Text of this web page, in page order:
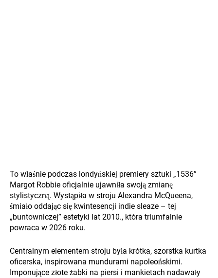
To właśnie podczas londyńskiej premiery sztuki „1536”
Margot Robbie oficjalnie ujawniła swoją zmianę
stylistyczną. Wystąpiła w stroju Alexandra McQueena,
śmiało oddając się kwintesencji indie sleaze – tej
„buntowniczej” estetyki lat 2010., która triumfalnie
powraca w 2026 roku.
Centralnym elementem stroju była krótka, szorstka kurtka
oficerska, inspirowana mundurami napoleońskimi.
Imponujące złote żabki na piersi i mankietach nadawały